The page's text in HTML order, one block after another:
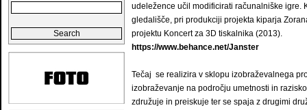
udeležence učil modificirati računalniške igre.
gledališče, pri produkciji projekta kiparja
projektu Koncert za 3D tiskalnika (2013).
https://www.behance.net/Janster
Tečaj se realizira v sklopu izobraževalnega
izobraževanje na področju umetnosti in
združuje in preiskuje ter se spaja z drugimi